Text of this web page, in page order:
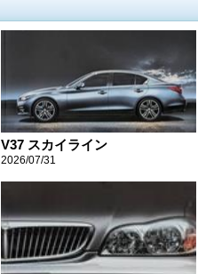
V37 スカイライン
2026/07/31